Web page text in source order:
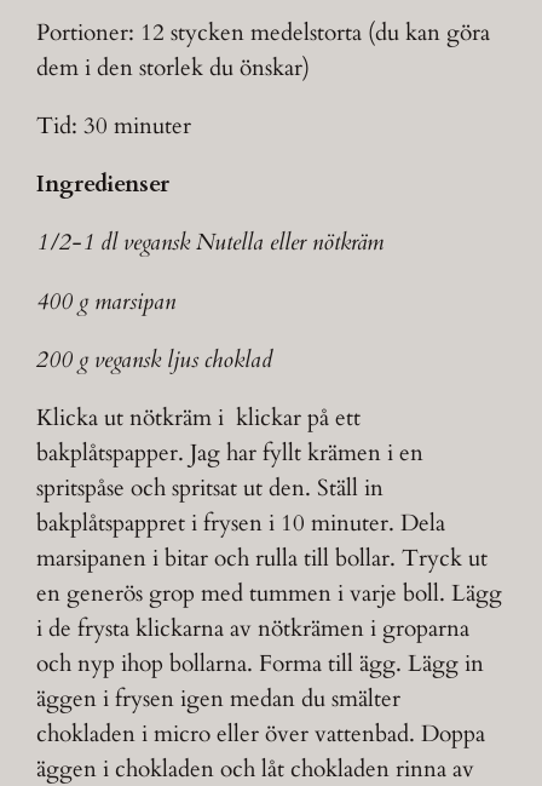
Portioner: 12 stycken medelstorta (du kan göra
dem i den storlek du önskar)
Tid: 30 minuter
Ingredienser
1/2-1 dl vegansk Nutella eller nötkräm
400 g marsipan
200 g vegansk ljus choklad
Klicka ut nötkräm i klickar på ett
bakplåtspapper. Jag har fyllt krämen i en
spritspåse och spritsat ut den. Ställ in
bakplåtspappret i frysen i 10 minuter. Dela
marsipanen i bitar och rulla till bollar. Tryck ut
en generös grop med tummen i varje boll. Lägg
i de frysta klickarna av nötkrämen i groparna
och nyp ihop bollarna. Forma till ägg. Lägg in
äggen i frysen igen medan du smälter
chokladen i micro eller över vattenbad. Doppa
äggen i chokladen och låt chokladen rinna av